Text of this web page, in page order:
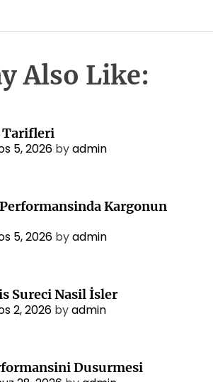
Also Like:
Tarifleri
5, 2026 byadmin
Kargonun
5, 2026 byadmin
Sureci Nasil İsler
2, 2026 byadmin
Dusurmesi